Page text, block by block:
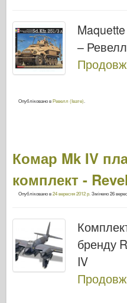
–
Опубліковано вРевелл (Івате)
Комар Mk IV
комплект -
Опубліковано в24 вересня 2012 р. Змінено26
бренду
IV